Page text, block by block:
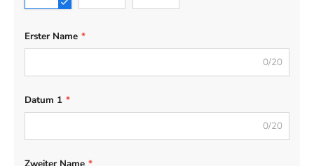
Erster Name *
0/20
Datum 1 *
0/20